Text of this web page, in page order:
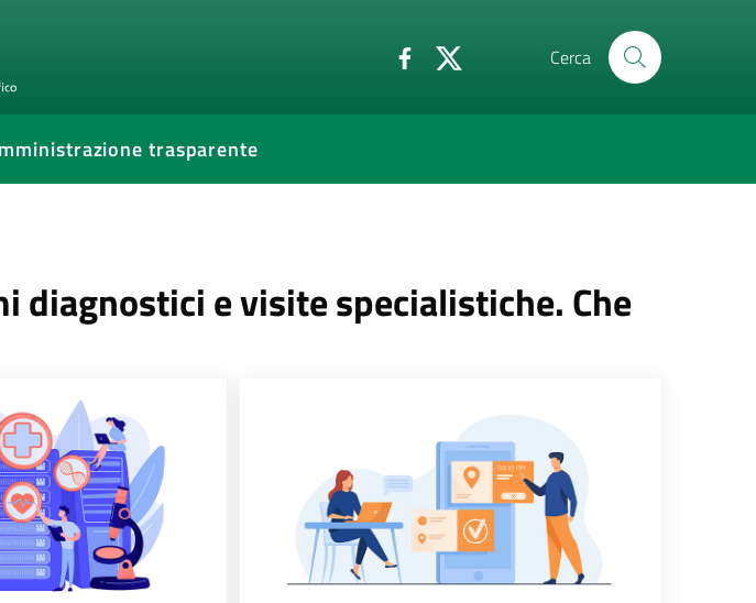
Cerca
trasparente
e visite specialistiche. Che